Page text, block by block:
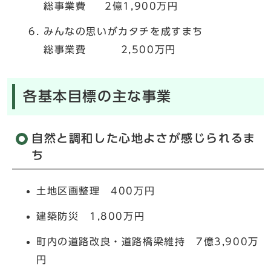
総事業費 2億1,900万円
みんなの思いがカタチを成すまち
総事業費 2,500万円
各基本目標の主な事業
自然と調和した心地よさが感じられるま
ち
土地区画整理 400万円
建築防災 1,800万円
町内の道路改良・道路橋梁維持 7億3,900万
円